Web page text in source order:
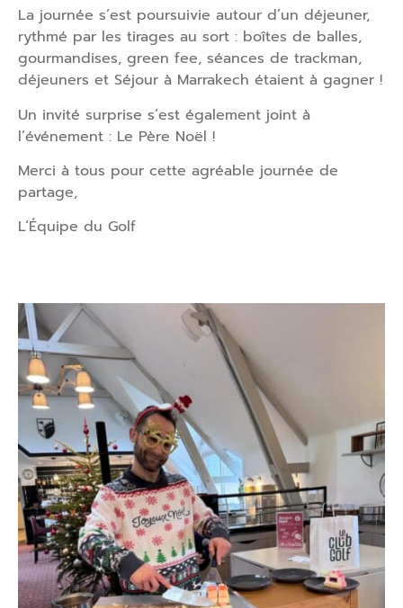
La journée s’est poursuivie autour d’un déjeuner,
rythmé par les tirages au sort : boîtes de balles,
gourmandises, green fee, séances de trackman,
déjeuners et Séjour à Marrakech étaient à gagner !
Un invité surprise s’est également joint à
l’événement : Le Père Noël !
Merci à tous pour cette agréable journée de
partage,
L’Équipe du Golf